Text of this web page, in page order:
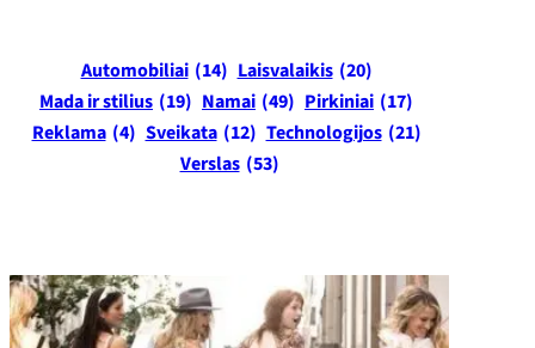
Automobiliai (14) Laisvalaikis (20)
Mada ir stilius (19) Namai (49) Pirkiniai (17)
Reklama (4) Sveikata (12) Technologijos (21)
Verslas (53)